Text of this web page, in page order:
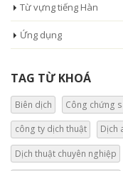
Từ vựng tiếng Hàn
Ứng dụng
TAG TỪ KHOÁ
Biên dịch Công chứng
công ty dịch thuật Dịch
Dịch thuật chuyên nghiệp